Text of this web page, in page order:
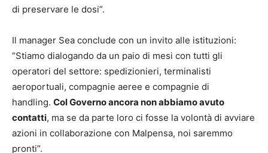
di preservare le dosi”.
Il manager Sea conclude con un invito alle istituzioni:
“Stiamo dialogando da un paio di mesi con tutti gli
operatori del settore: spedizionieri, terminalisti
aeroportuali, compagnie aeree e compagnie di
handling. Col Governo ancora non abbiamo avuto
contatti, ma se da parte loro ci fosse la volontà di avviare
azioni in collaborazione con Malpensa, noi saremmo
pronti”.